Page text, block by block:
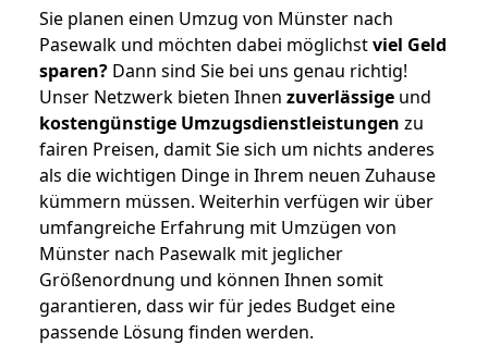
Sie planen einen Umzug von Münster nach
Pasewalk und möchten dabei möglichstviel Geld
sparen? Dann sind Sie bei uns genau richtig!
Unser Netzwerk bieten Ihnen zuverlässige und
kostengünstige Umzugsdienstleistungen zu
fairen Preisen, damit Sie sich um nichts anderes
als die wichtigen Dinge in Ihrem neuen Zuhause
kümmern müssen. Weiterhin verfügen wir über
umfangreiche Erfahrung mit Umzügen von
Münster nach Pasewalk mit jeglicher
Größenordnung und können Ihnen somit
garantieren, dass wir für jedes Budget eine
passende Lösung finden werden.